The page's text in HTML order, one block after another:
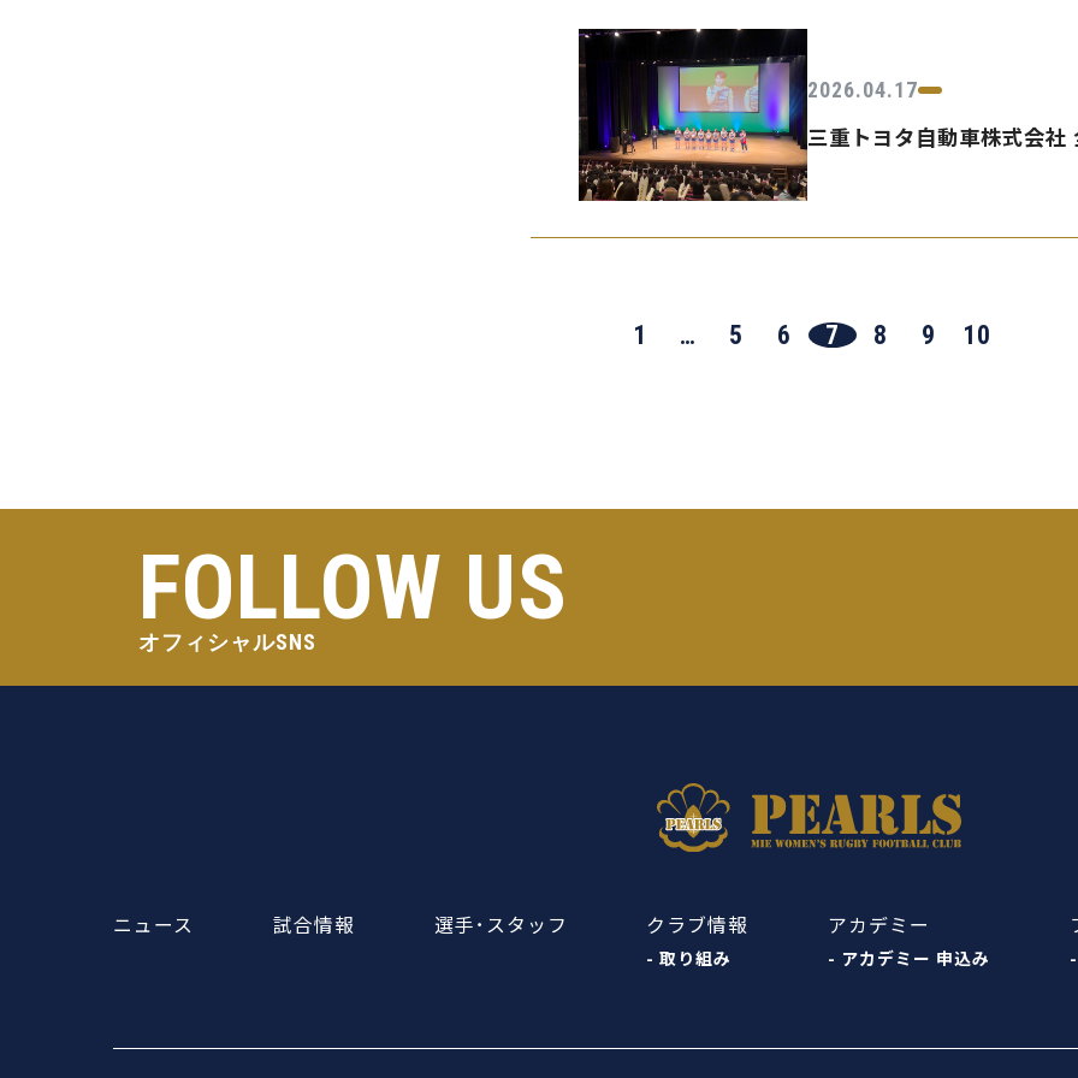
2026.04.17
三重トヨタ自動車株式会社
1 … 5 6 7 8 9 10
FOLLOW US
オフィシャルSNS
ニュース 試合情報 選手･スタッフ クラブ情報
- 取り組み
アカデミー
- アカデミー 申込み